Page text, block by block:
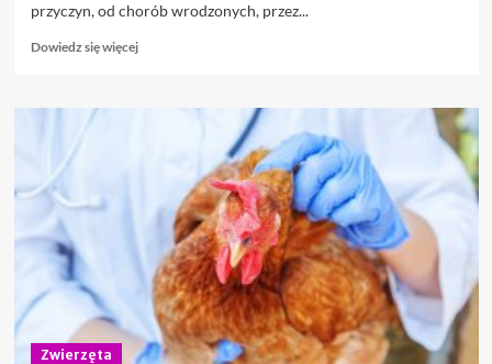
przyczyn, od chorób wrodzonych, przez...
Dowiedz się więcejDowiedz
nowoczesne
skuteczne
leczenie
chorób
stawów
psów
Zwierzęta